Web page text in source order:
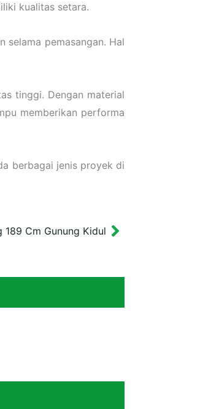
kualitas setara.
selama pemasangan. Hal
tinggi. Dengan material
memberikan performa
berbagai jenis proyek di
189 Cm Gunung Kidul Next